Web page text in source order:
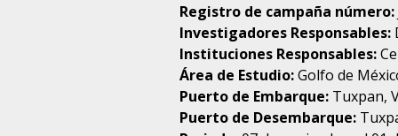
Registro de campaña número:
Investigadores Responsables:
Instituciones Responsables:
Área de Estudio:Golfo de
Puerto de Embarque:Tuxpan,
Puerto de Desembarque: